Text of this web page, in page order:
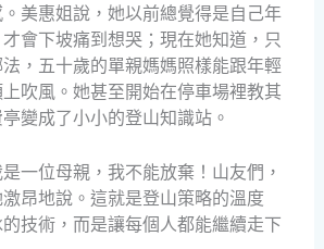
美惠姐說，她以前總覺得是自己年
會下坡痛到想哭；現在她知道，只
，五十歲的單親媽媽照樣能跟年輕
吹風。她甚至開始在停車場裡教其
變成了小小的登山知識站。
是一位母親，我不能放棄！山友們，
昂地說。這就是登山策略的溫度
技術，而是讓每個人都能繼續走下